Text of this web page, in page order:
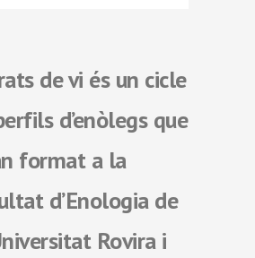
de vi és un cicle
d’enòlegs que
format a la
d’Enologia de
Rovira i